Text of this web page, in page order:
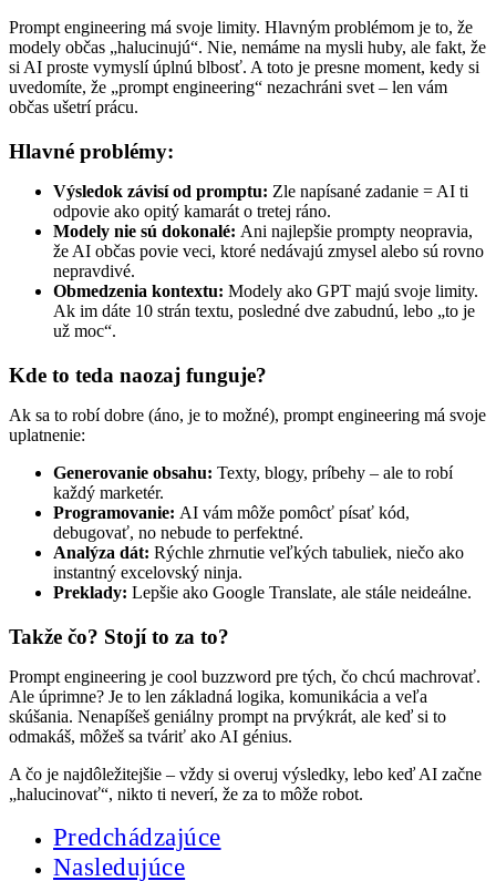
Prompt engineering má svoje limity. Hlavným problémom je to, že
modely občas „halucinujú“. Nie, nemáme na mysli huby, ale fakt, že
si AI proste vymyslí úplnú blbosť. A toto je presne moment, kedy si
uvedomíte, že „prompt engineering“ nezachráni svet – len vám
občas ušetrí prácu.
Hlavné problémy:
Výsledok závisí od promptu: Zle napísané zadanie = AI ti
odpovie ako opitý kamarát o tretej ráno.
Modely nie sú dokonalé: Ani najlepšie prompty neopravia,
že AI občas povie veci, ktoré nedávajú zmysel alebo sú rovno
nepravdivé.
Obmedzenia kontextu: Modely ako GPT majú svoje limity.
Ak im dáte 10 strán textu, posledné dve zabudnú, lebo „to je
už moc“.
Kde to teda naozaj funguje?
Ak sa to robí dobre (áno, je to možné), prompt engineering má svoje
uplatnenie:
Generovanie obsahu: Texty, blogy, príbehy – ale to robí
každý marketér.
Programovanie: AI vám môže pomôcť písať kód,
debugovať, no nebude to perfektné.
Analýza dát: Rýchle zhrnutie veľkých tabuliek, niečo ako
instantný excelovský ninja.
Preklady: Lepšie ako Google Translate, ale stále neideálne.
Takže čo? Stojí to za to?
Prompt engineering je cool buzzword pre tých, čo chcú machrovať.
Ale úprimne? Je to len základná logika, komunikácia a veľa
skúšania. Nenapíšeš geniálny prompt na prvýkrát, ale keď si to
odmakáš, môžeš sa tváriť ako AI génius.
A čo je najdôležitejšie – vždy si overuj výsledky, lebo keď AI začne
„halucinovať“, nikto ti neverí, že za to môže robot.
Predchádzajúce
Nasledujúce